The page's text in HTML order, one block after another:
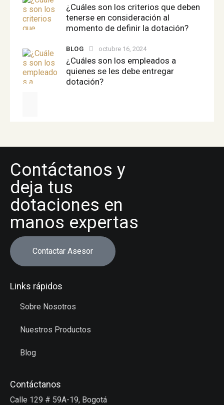
¿Cuáles son los criterios que deben
tenerse en consideración al
momento de definir la dotación?
BLOG octubre 16, 2024
¿Cuáles son los empleados a
quienes se les debe entregar
dotación?
Contáctanos y
deja tus
dotaciones en
manos expertas
Contactar Asesor
Links rápidos
Sobre Nosotros
Nuestros Productos
Blog
Contáctanos
Calle 129 # 59A-19, Bogotá